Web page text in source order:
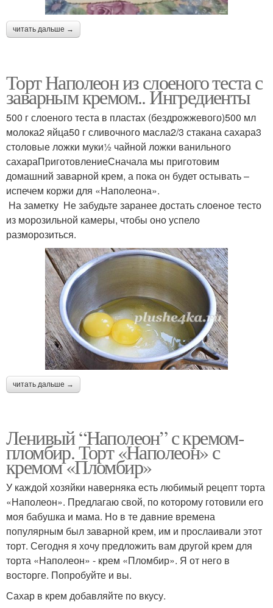
читать дальше →
Торт Наполеон из слоеного теста с
заварным кремом.. Ингредиенты
500 г слоеного теста в пластах (бездрожжевого)500 мл
молока2 яйца50 г сливочного масла2/3 стакана сахара3
столовые ложки муки½ чайной ложки ванильного
сахараПриготовлениеСначала мы приготовим
домашний заварной крем, а пока он будет остывать –
испечем коржи для «Наполеона».
На заметку Не забудьте заранее достать слоеное тесто
из морозильной камеры, чтобы оно успело
разморозиться.
читать дальше →
Ленивый “Наполеон” с кремом-
пломбир. Торт «Наполеон» с
кремом «Пломбир»
У каждой хозяйки наверняка есть любимый рецепт торта
«Наполеон». Предлагаю свой, по которому готовили его
моя бабушка и мама. Но в те давние времена
популярным был заварной крем, им и прослаивали этот
торт. Сегодня я хочу предложить вам другой крем для
торта «Наполеон» - крем «Пломбир». Я от него в
восторге. Попробуйте и вы.
Сахар в крем добавляйте по вкусу.